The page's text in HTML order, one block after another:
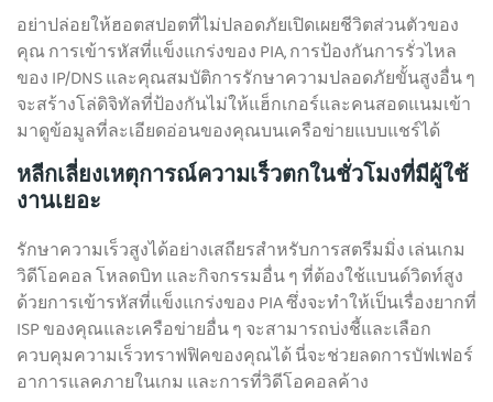
อย่าปล่อยให้ฮอตสปอตที่ไม่ปลอดภัยเปิดเผยชีวิตส่วนตัวของ
คุณ การเข้ารหัสที่แข็งแกร่งของ PIA, การป้องกันการรั่วไหล
ของ IP/DNS และคุณสมบัติการรักษาความปลอดภัยขั้นสูงอื่น ๆ
จะสร้างโล่ดิจิทัลที่ป้องกันไม่ให้แฮ็กเกอร์และคนสอดแนมเข้า
มาดูข้อมูลที่ละเอียดอ่อนของคุณบนเครือข่ายแบบแชร์ได้
หลีกเลี่ยงเหตุการณ์ความเร็วตกในชั่วโมงที่มีผู้ใช้
งานเยอะ
รักษาความเร็วสูงได้อย่างเสถียรสำหรับการสตรีมมิ่ง เล่นเกม
วิดีโอคอล โหลดบิท และกิจกรรมอื่น ๆ ที่ต้องใช้แบนด์วิดท์สูง
ด้วยการเข้ารหัสที่แข็งแกร่งของ PIA ซึ่งจะทำให้เป็นเรื่องยากที่
ISP ของคุณและเครือข่ายอื่น ๆ จะสามารถบ่งชี้และเลือก
ควบคุมความเร็วทราฟฟิคของคุณได้ นี่จะช่วยลดการบัฟเฟอร์
อาการแลคภายในเกม และการที่วิดีโอคอลค้าง